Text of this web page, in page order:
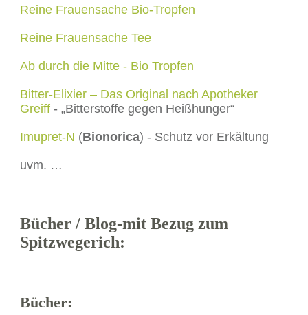
Reine Frauensache Bio-Tropfen
Reine Frauensache Tee
Ab durch die Mitte - Bio Tropfen
Bitter-Elixier – Das Original nach Apotheker
Greiff - „Bitterstoffe gegen Heißhunger“
Imupret-N (Bionorica) - Schutz vor Erkältung
uvm. …
Bücher / Blog-mit Bezug zum
Spitzwegerich:
Bücher: